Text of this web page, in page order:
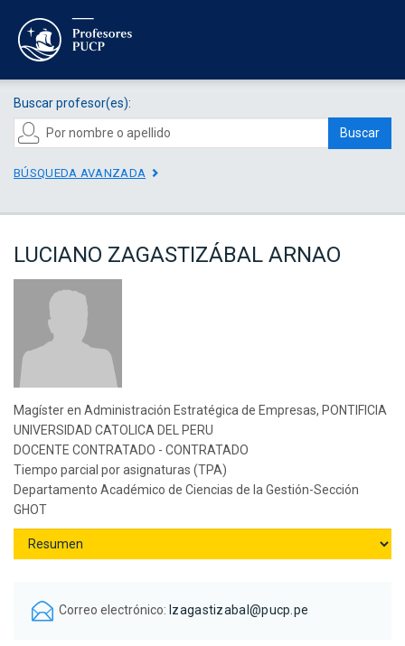
Buscar profesor(es):
Buscar
BÚSQUEDA AVANZADA
LUCIANO ZAGASTIZÁBAL ARNAO
Magíster en Administración Estratégica de Empresas, PONTIFICIA
UNIVERSIDAD CATOLICA DEL PERU
DOCENTE CONTRATADO - CONTRATADO
Tiempo parcial por asignaturas (TPA)
Departamento Académico de Ciencias de la Gestión-Sección
GHOT
Correo electrónico: lzagastizabal@pucp.pe